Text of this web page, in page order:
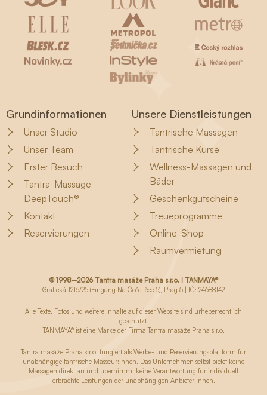
Grundinformationen
Unser Studio
Unser Team
Erster Besuch
Tantra-Massage
DeepTouch®
Kontakt
Reservierungen
Unsere Dienstleistungen
Tantrische Massagen
Tantrische Kurse
Wellness-Massagen und
Bäder
Geschenkgutscheine
Treueprogramme
Online-Shop
Raumvermietung
© 1998–2026 Tantra masáže Praha s.r.o. | TANMAYA®
Grafická 1216/25 (Eingang Na Čečeličce 5), Prag 5 | IČ: 24688142
Alle Texte, Fotos und weitere Inhalte auf dieser Website sind urheberrechtlich
geschützt.
TANMAYA® ist eine Marke der Firma Tantra masáže Praha s.r.o.
Tantra masáže Praha s.r.o. fungiert als Werbe- und Reservierungsplattform für
unabhängige tantrische Masseur:innen. Das Unternehmen selbst bietet keine
Massagen direkt an und übernimmt keine Verantwortung für individuell
erbrachte Leistungen der unabhängigen Anbieter:innen.